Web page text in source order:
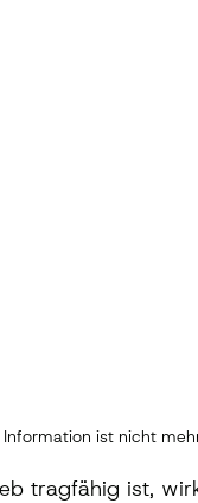
Information ist nicht
tragfähig ist,